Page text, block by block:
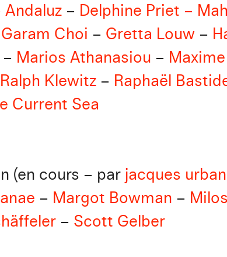
– Delphine Priet –
Garam Choi – Gretta Louw –
– Marios Athanasiou –
Ralph Klewitz – Raphaël
Current Sea
(en cours – par jacques
– Margot Bowman –
– Scott Gelber